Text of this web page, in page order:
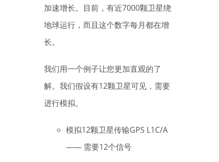
加速增长。目前，有近7000颗卫星绕
地球运行，而且这个数字每月都在增
长。
我们用一个例子让您更加直观的了
解。我们假设有12颗卫星可见，需要
进行模拟。
模拟12颗卫星传输GPS L1C/A
—— 需要12个信号